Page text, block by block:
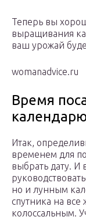
Теперь вы
выращивания
ваш урожай
womanadvice.ru
Время
Итак,
временем для
выбрать дату. И
но и лунным
спутника на все
колоссальным.